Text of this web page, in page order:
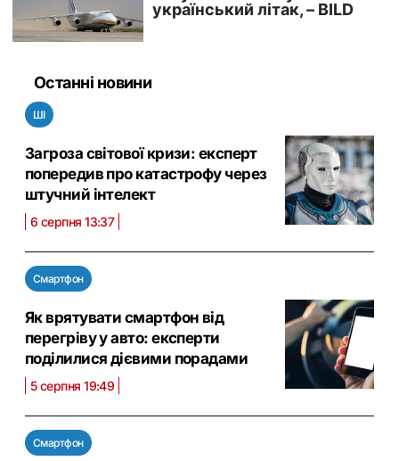
Останні новини
ШІ
Загроза світової кризи: експерт
попередив про катастрофу через
штучний інтелект
6 серпня 13:37
Смартфон
Як врятувати смартфон від
перегріву у авто: експерти
поділилися дієвими порадами
5 серпня 19:49
Смартфон